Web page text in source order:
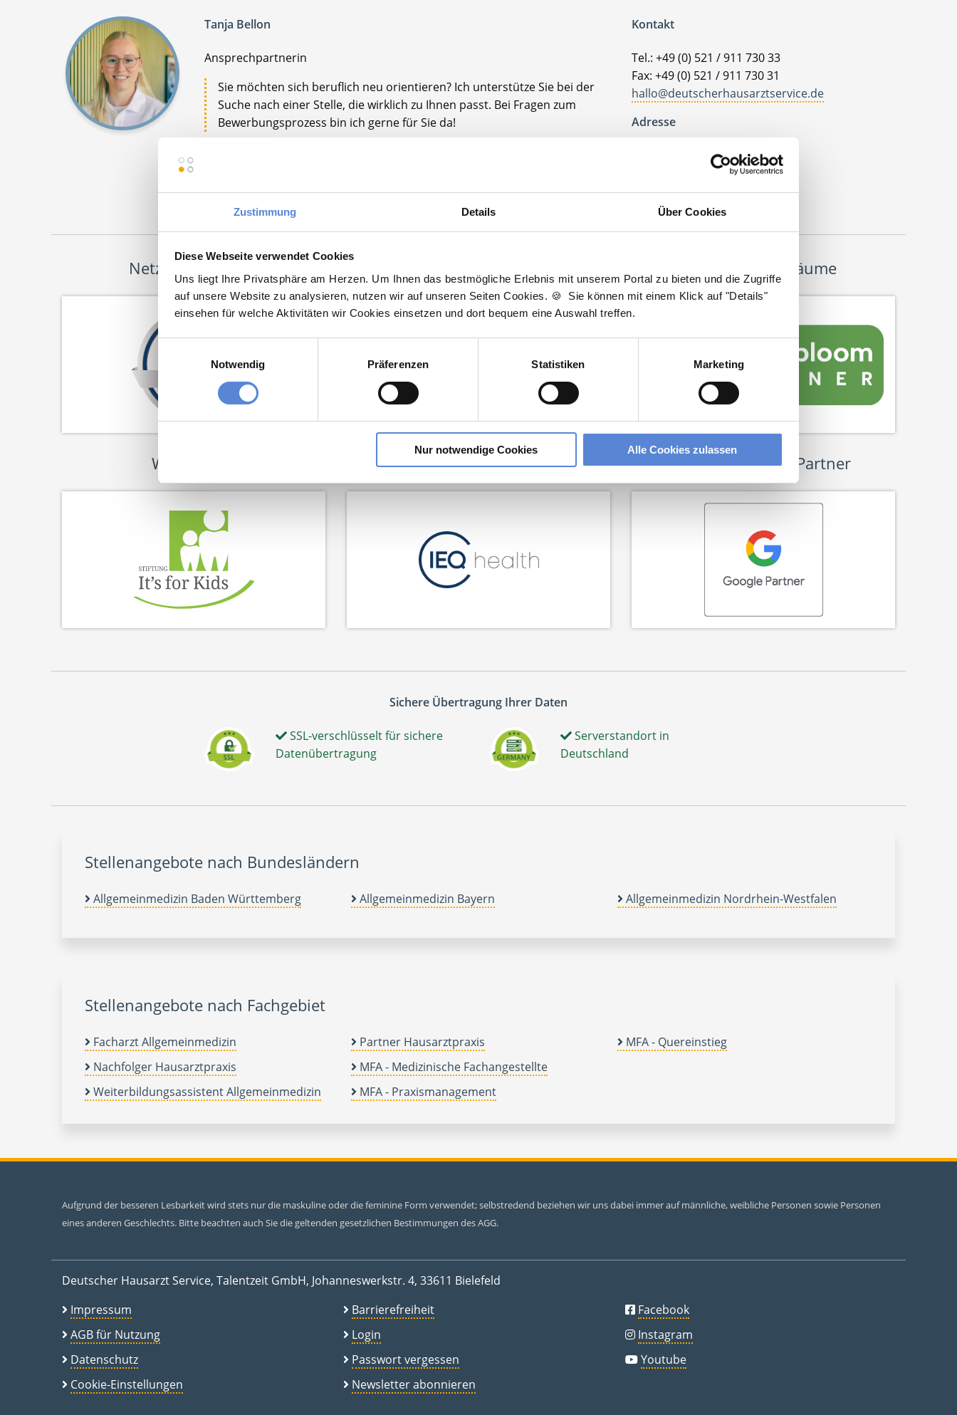
Zustimmung Details Über Cookies
Diese Webseite verwendet Cookies
Uns liegt Ihre Privatsphäre am Herzen. Um Ihnen das bestmögliche Erlebnis mit unserem Portal zu bieten und die Zugriffe
auf unsere Website zu analysieren, nutzen wir auf unseren Seiten Cookies. 🍪 Sie können mit einem Klick auf "Details"
einsehen für welche Aktivitäten wir Cookies einsetzen und dort bequem eine Auswahl treffen.
Notwendig
Präferenzen Statistiken Marketing
Nur notwendige Cookies Alle Cookies zulassen
Tanja Bellon
Ansprechpartnerin
Sie möchten sich beruflich neu orientieren? Ich unterstütze Sie bei der
Suche nach einer Stelle, die wirklich zu Ihnen passt. Bei Fragen zum
Bewerbungsprozess bin ich gerne für Sie da!
Kontakt
Tel.: +49 (0) 521 / 911 730 33
Fax: +49 (0) 521 / 911 730 31
hallo@deutscherhausarztservice.de
Adresse
Deutscher Hausarzt Service
Johanneswerkstr. 4
33611 Bielefeld
Netzwerk-Partner Wir pflanzen Bäume
Wir fördern Netzwerk-Partner Wir sind Google-Partner
Sichere Übertragung Ihrer Daten
SSL-verschlüsselt für sichere
Datenübertragung
Serverstandort in
Deutschland
Stellenangebote nach Bundesländern
Allgemeinmedizin Baden Württemberg Allgemeinmedizin Bayern Allgemeinmedizin Nordrhein-Westfalen
Stellenangebote nach Fachgebiet
Facharzt Allgemeinmedizin
Nachfolger Hausarztpraxis
Weiterbildungsassistent Allgemeinmedizin
Partner Hausarztpraxis
MFA - Medizinische Fachangestellte
MFA - Praxismanagement
MFA - Quereinstieg
Aufgrund der besseren Lesbarkeit wird stets nur die maskuline oder die feminine Form verwendet; selbstredend beziehen wir uns dabei immer auf männliche, weibliche Personen sowie Personen
eines anderen Geschlechts. Bitte beachten auch Sie die geltenden gesetzlichen Bestimmungen des AGG.
Deutscher Hausarzt Service, Talentzeit GmbH, Johanneswerkstr. 4, 33611 Bielefeld
Impressum
AGB für Nutzung
Datenschutz
Cookie-Einstellungen
Barrierefreiheit
Login
Passwort vergessen
Newsletter abonnieren
Facebook
Instagram
Youtube